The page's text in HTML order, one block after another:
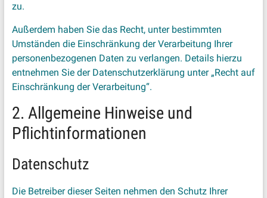
zu.
Außerdem haben Sie das Recht, unter bestimmten
Umständen die Einschränkung der Verarbeitung Ihrer
personenbezogenen Daten zu verlangen. Details hierzu
entnehmen Sie der Datenschutzerklärung unter „Recht auf
Einschränkung der Verarbeitung“.
2. Allgemeine Hinweise und
Pflichtinformationen
Datenschutz
Die Betreiber dieser Seiten nehmen den Schutz Ihrer